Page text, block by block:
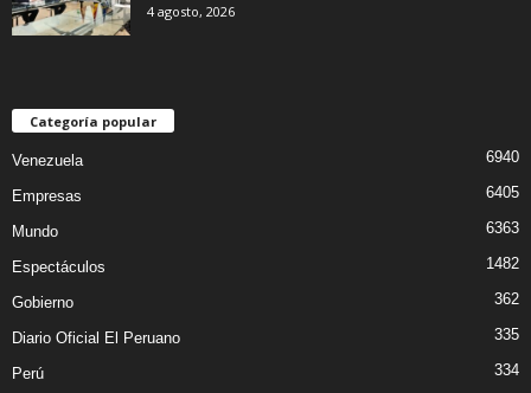
4 agosto, 2026
Categoría popular
Venezuela 6940
Empresas 6405
Mundo 6363
Espectáculos 1482
Gobierno 362
Diario Oficial El Peruano 335
Perú 334